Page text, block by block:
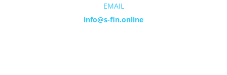
EMAIL
info@s-fin.online